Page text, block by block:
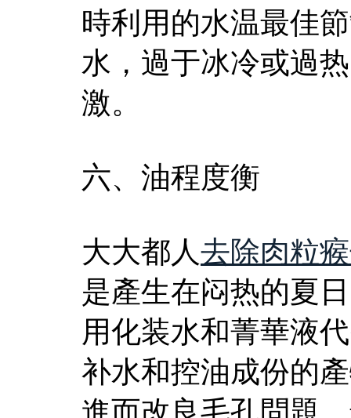
時利用的水温最佳
水，過于冰冷或過
激。
六、油程度衡
大大都人去除肉粒
是產生在闷热的夏
用化装水和菁華液
补水和控油成份的